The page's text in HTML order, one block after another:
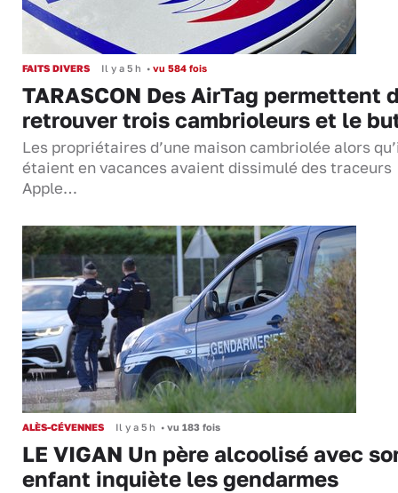
FAITS DIVERS Il y a 5 h • vu 584 fois
TARASCON Des AirTag permettent
retrouver trois cambrioleurs et le
Les propriétaires d’une maison cambriolée alors
étaient en vacances avaient dissimulé des traceurs
Apple…
ALÈS-CÉVENNES Il y a 5 h • vu 183 fois
LE VIGAN Un père alcoolisé avec
enfant inquiète les gendarmes